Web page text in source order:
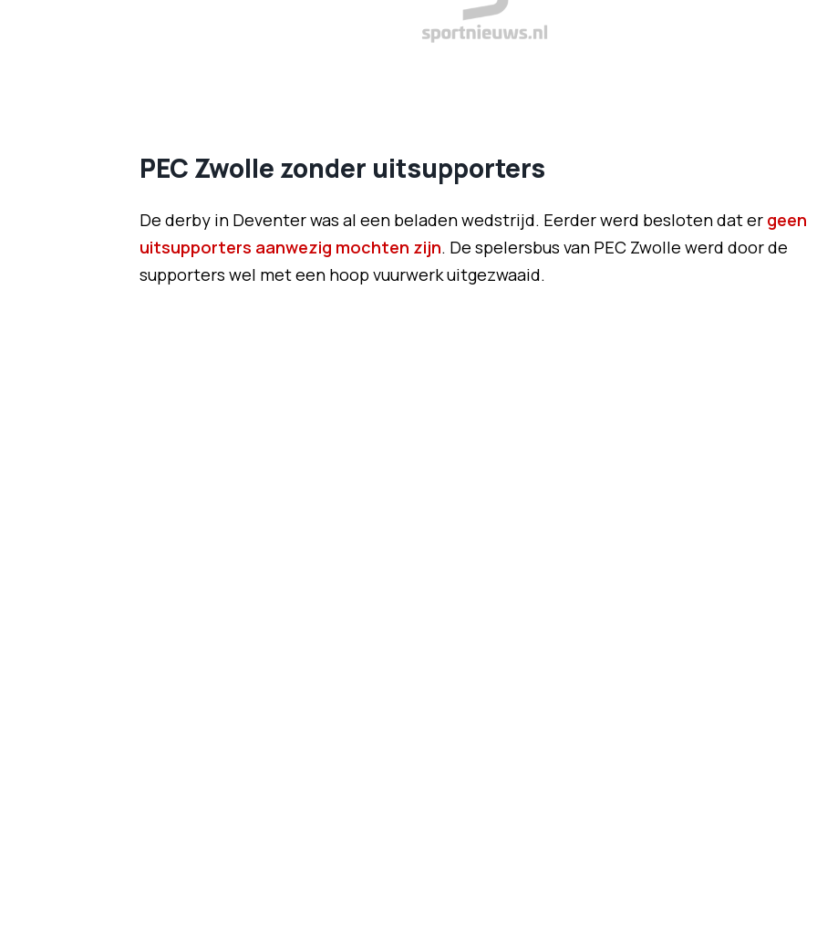
PEC Zwolle zonder uitsupporters
De derby in Deventer was al een beladen wedstrijd. Eerder werd besloten dat er geen
uitsupporters aanwezig mochten zijn. De spelersbus van PEC Zwolle werd door de
supporters wel met een hoop vuurwerk uitgezwaaid.